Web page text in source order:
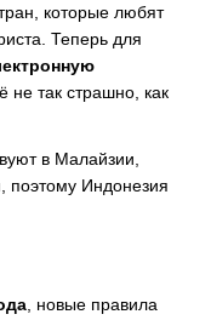
которые любят
Теперь для
не так страшно, как
в Малайзии,
поэтому Индонезия
, новые правила